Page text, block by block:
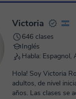
Victoria
646 clases
Inglés
Habla: Espagnol,
Hola! Soy Victoria
adultos, de nivel
años. Las clases se